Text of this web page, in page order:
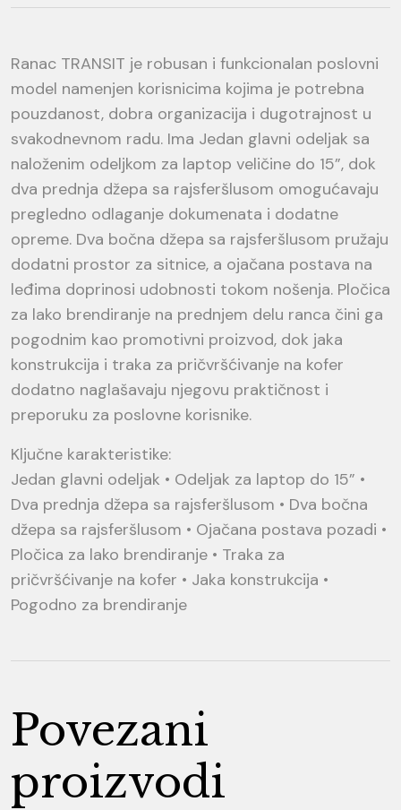
Ranac TRANSIT je robusan i funkcionalan poslovni
model namenjen korisnicima kojima je potrebna
pouzdanost, dobra organizacija i dugotrajnost u
svakodnevnom radu. Ima Jedan glavni odeljak sa
naloženim odeljkom za laptop veličine do 15”, dok
dva prednja džepa sa rajsferšlusom omogućavaju
pregledno odlaganje dokumenata i dodatne
opreme. Dva bočna džepa sa rajsferšlusom pružaju
dodatni prostor za sitnice, a ojačana postava na
leđima doprinosi udobnosti tokom nošenja. Pločica
za lako brendiranje na prednjem delu ranca čini ga
pogodnim kao promotivni proizvod, dok jaka
konstrukcija i traka za pričvršćivanje na kofer
dodatno naglašavaju njegovu praktičnost i
preporuku za poslovne korisnike.
Ključne karakteristike:
Jedan glavni odeljak • Odeljak za laptop do 15” •
Dva prednja džepa sa rajsferšlusom • Dva bočna
džepa sa rajsferšlusom • Ojačana postava pozadi •
Pločica za lako brendiranje • Traka za
pričvršćivanje na kofer • Jaka konstrukcija •
Pogodno za brendiranje
Povezani
proizvodi